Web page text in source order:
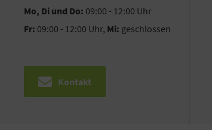
Mo, Di und Do: 09:00 - 12:00 Uhr
Fr: 09:00 - 12:00 Uhr, Mi: geschlossen
Kontakt